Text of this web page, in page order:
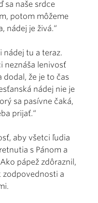
sa naše srdce
potom môžeme
nádej je živá.“
nádej tu a teraz.
neznáša lenivosť
dodal, že je to čas
nádej nie je
sa pasívne čaká,
prijať.“
aby všetci ľudia
s Pánom a
pápež zdôraznil,
zodpovednosti a